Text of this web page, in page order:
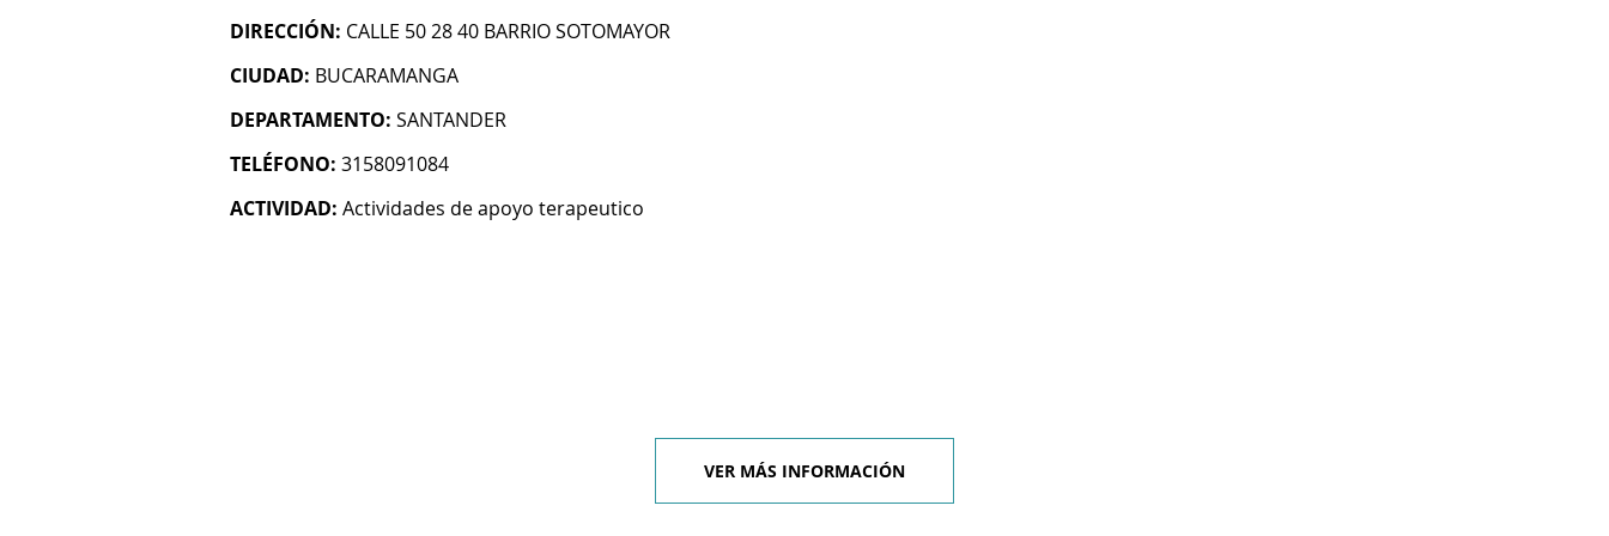
DIRECCIÓN: CALLE 50 28 40 BARRIO SOTOMAYOR
CIUDAD: BUCARAMANGA
DEPARTAMENTO: SANTANDER
TELÉFONO: 3158091084
ACTIVIDAD: Actividades de apoyo terapeutico
VER MÁS INFORMACIÓN